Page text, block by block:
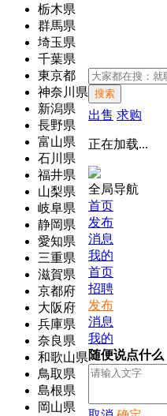
栃木県
群馬県
埼玉県
千葉県
東京都
神奈川県
新潟県
長野県
富山県
石川県
福井県
山梨県
岐阜県
静岡県
愛知県
三重県
滋賀県
京都府
大阪府
兵庫県
奈良県
和歌山県
鳥取県
島根県
岡山県
搜索
出售 求购
正在加载...
全局导航
首页
发布
消息
我的
首页
招聘
发布
消息
我的
随便说点什么